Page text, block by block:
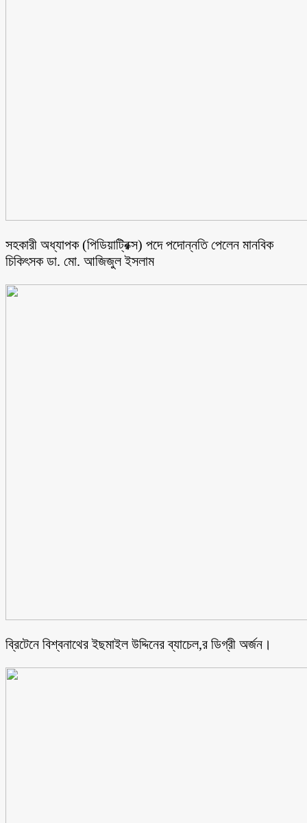
সহকারী অধ্যাপক (পিডিয়াট্রিক্স) পদে পদোন্নতি পেলেন মানবিক
চিকিৎসক ডা. মো. আজিজুল ইসলাম
ব্রিটেনে বিশ্বনাথের ইছমাইল উদ্দিনের ব্যাচেল,র ডিগ্রী অর্জন।